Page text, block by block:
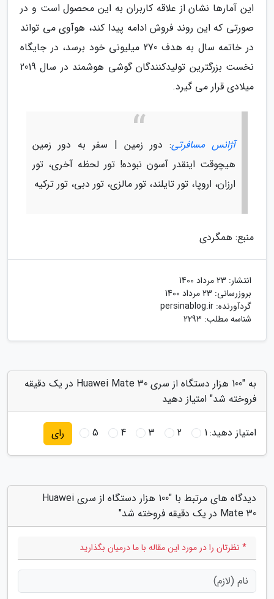
این آمارها نشان از علاقه کاربران به این محصول است و در
صورتی که این روند فروش ادامه پیدا کند، هوآوی می تواند
در خاتمه سال به هدف 270 میلیونی خود برسد، در جایگاه
نخست بزرگترین تولیدکنندگان گوشی هوشمند در سال 2019
میلادی قرار می گیرد.
آژانس مسافرتی: دور زمین | سفر به دور زمین
هیچوقت اینقدر آسون نبوده! تور لحظه آخری، تور
ارزان، اروپا، تور تایلند، تور مالزی، تور دبی، تور ترکیه
منبع: همگردی
انتشار: 23 مرداد 1400
بروزرسانی: 23 مرداد 1400
گردآورنده: persinablog.ir
شناسه مطلب: 2293
به "100 هزار دستگاه از سری Huawei Mate 30 در یک دقیقه
فروخته شد" امتیاز دهید
امتیاز دهید:1
2
3
4
5 رای
دیدگاه های مرتبط با "100 هزار دستگاه از سری Huawei
Mate 30 در یک دقیقه فروخته شد"
* نظرتان را در مورد این مقاله با ما درمیان بگذارید